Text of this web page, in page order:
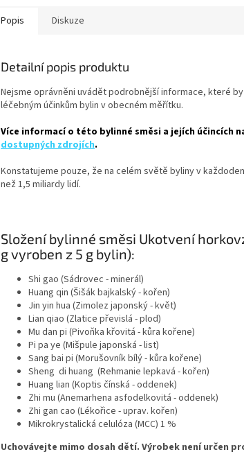
Popis Diskuze
Detailní popis produktu
Nejsme oprávněni uvádět podrobnější informace, které
léčebným účinkům bylin v obecném měřítku.
Více informací o této bylinné směsi a jejích účincích
dostupných zdrojích.
Konstatujeme pouze, že na celém světě byliny v
než 1,5 miliardy lidí.
Složení bylinné směsi Ukotvení
g vyroben z 5 g bylin):
Shi gao (Sádrovec - minerál)
Huang qin (Šišák bajkalský - kořen)
Jin yin hua (Zimolez japonský - květ)
Lian qiao (Zlatice převislá - plod)
Mu dan pi (Pivoňka křovitá - kůra kořene)
Pi pa ye (Mišpule japonská - list)
Sang bai pi (Morušovník bílý - kůra kořene)
Sheng di huang (Rehmanie lepkavá - kořen)
Huang lian (Koptis čínská - oddenek)
Zhi mu (Anemarhena asfodelkovitá - oddenek)
Zhi gan cao (Lékořice - uprav. kořen)
Mikrokrystalická celulóza (MCC) 1 %
Uchovávejte mimo dosah dětí. Výrobek není určen